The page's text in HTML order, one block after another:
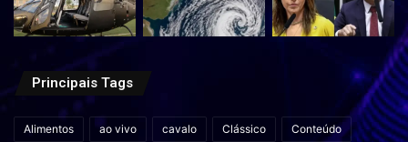
Principais Tags
Alimentos ao vivo cavalo Clássico Conteúdo